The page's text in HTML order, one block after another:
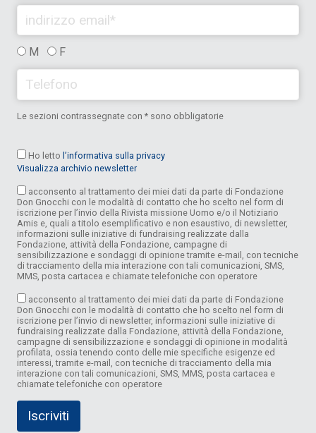
M F
Le sezioni contrassegnate con * sono obbligatorie
Ho letto l’informativa sulla privacy
Visualizza archivio newsletter
acconsento al trattamento dei miei dati da parte di Fondazione
Don Gnocchi con le modalità di contatto che ho scelto nel form di
iscrizione per l’invio della Rivista missione Uomo e/o il Notiziario
Amis e, quali a titolo esemplificativo e non esaustivo, di newsletter,
informazioni sulle iniziative di fundraising realizzate dalla
Fondazione, attività della Fondazione, campagne di
sensibilizzazione e sondaggi di opinione tramite e-mail, con tecniche
di tracciamento della mia interazione con tali comunicazioni, SMS,
MMS, posta cartacea e chiamate telefoniche con operatore
acconsento al trattamento dei miei dati da parte di Fondazione
Don Gnocchi con le modalità di contatto che ho scelto nel form di
iscrizione per l’invio di newsletter, informazioni sulle iniziative di
fundraising realizzate dalla Fondazione, attività della Fondazione,
campagne di sensibilizzazione e sondaggi di opinione in modalità
profilata, ossia tenendo conto delle mie specifiche esigenze ed
interessi, tramite e-mail, con tecniche di tracciamento della mia
interazione con tali comunicazioni, SMS, MMS, posta cartacea e
chiamate telefoniche con operatore